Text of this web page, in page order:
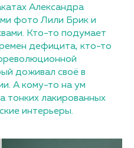
Александра
фото Лили Брик и
Кто-то подумает
дефицита, кто-то
доживал своё в
А кому-то на ум
тонких лакированных
интерьеры.